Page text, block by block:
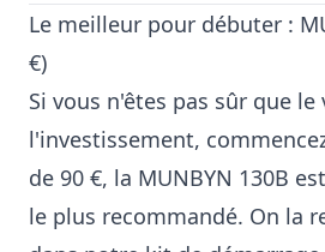
Le meilleur pour débuter :
€)
Si vous n'êtes pas sûr que
l'investissement,
de 90 €, la MUNBYN 130B
le plus recommandé. On la